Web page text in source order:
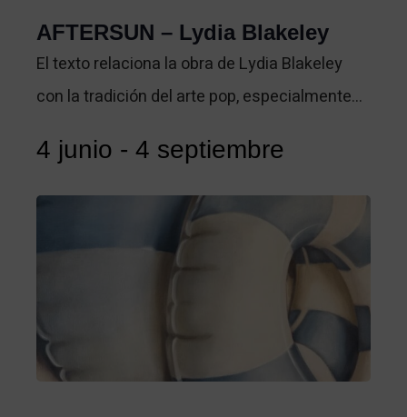
AFTERSUN – Lydia Blakeley
El texto relaciona la obra de Lydia Blakeley
con la tradición del arte pop, especialmente…
4 junio - 4 septiembre